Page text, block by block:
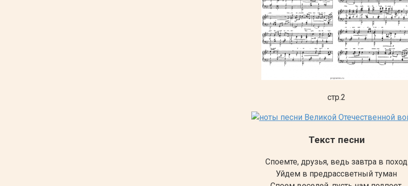
стр.2
Текст песни
Споемте, друзья, ведь завтра в поход
Уйдем в предрассветный туман